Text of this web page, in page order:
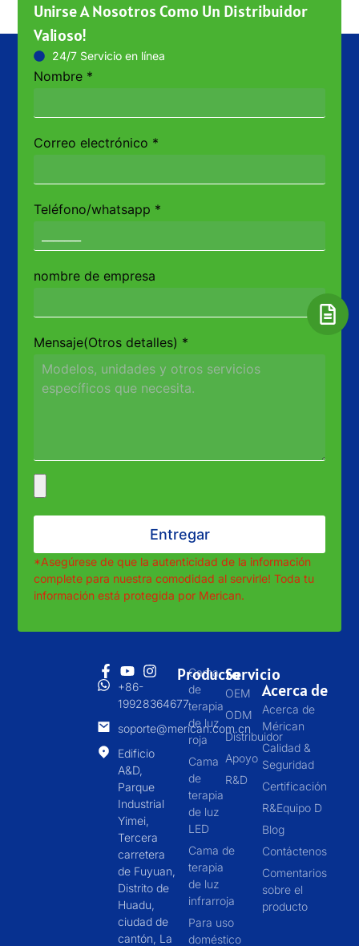
Unirse A Nosotros Como Un Distribuidor
Valioso!
24/7 Servicio en línea
Nombre *
Correo electrónico *
Teléfono/whatsapp *
nombre de empresa
Mensaje(Otros detalles) *
Entregar
*Asegúrese de que la autenticidad de la información
complete para nuestra comodidad al servirle! Toda tu
información está protegida por Merican.
+86-
19928364677
soporte@merican.com.cn
Edificio
A&D,
Parque
Industrial
Yimei,
Tercera
carretera
de Fuyuan,
Distrito de
Huadu,
ciudad de
cantón, La
Producto
Cama
de
terapia
de luz
roja
Cama
de
terapia
de luz
LED
Cama de
terapia
de luz
infrarroja
Para uso
doméstico
Servicio
OEM
ODM
Distribuidor
Apoyo
R&D
Acerca de
Acerca de
Mérican
Calidad &
Seguridad
Certificación
R&Equipo D
Blog
Contáctenos
Comentarios
sobre el
producto